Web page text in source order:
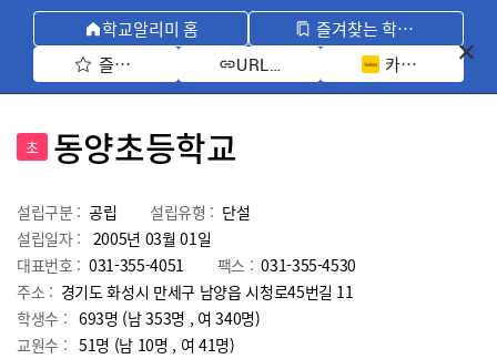
학교알리미 홈
즐겨찾는 학교 모아보기
즐겨찾기 선택
URL 복사 카카오톡 공유
초 동양초등학교
설립구분 : 공립 설립유형 : 단설
설립일자 : 2005년 03월 01일
대표번호 : 031-355-4051 팩스 : 031-355-4530
주소 : 경기도 화성시 만세구 남양읍 시청로45번길 11
학생수 : 693명 (남 353명 , 여 340명)
교원수 : 51명 (남 10명 , 여 41명)